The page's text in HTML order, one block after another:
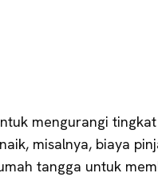
mengurangi
misalnya, biaya
tangga untuk